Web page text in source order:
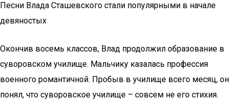
Песни Влада Сташевского стали популярными в начале
девяностых
Окончив восемь классов, Влад продолжил образование в
суворовском училище. Мальчику казалась профессия
военного романтичной. Пробыв в училище всего месяц, он
понял, что суворовское училище – совсем не его стихия.